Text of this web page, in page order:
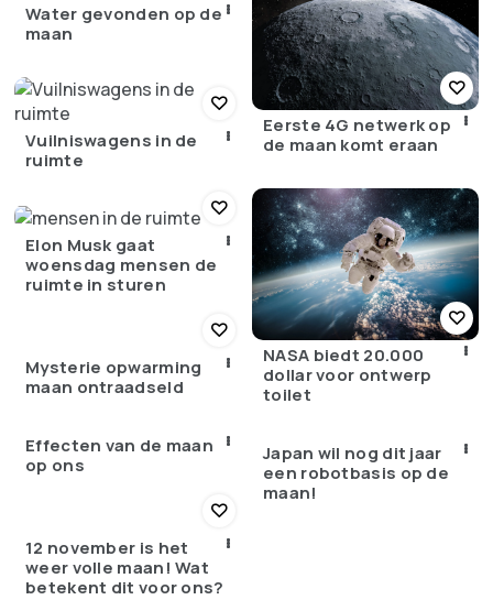
Water gevonden op de
maan
Eerste 4G netwerk op
de maan komt eraan
Vuilniswagens in de
ruimte
NASA biedt 20.000
dollar voor ontwerp
toilet
Elon Musk gaat
woensdag mensen de
ruimte in sturen
Mysterie opwarming
maan ontraadseld
Effecten van de maan
op ons
Japan wil nog dit jaar
een robotbasis op de
maan!
12 november is het
weer volle maan! Wat
betekent dit voor ons?